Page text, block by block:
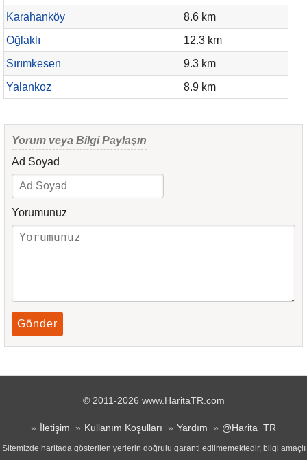
Karahanköy
8.6 km
Oğlaklı
12.3 km
Sırımkesen
9.3 km
Yalankoz
8.9 km
Yorum veya Bilgi Paylaşın
Ad Soyad
Yorumunuz
Gönder
© 2011-2026 www.HaritaTR.com
İletişim Kullanım Koşulları Yardım @Harita_TR
Sitemizde haritada gösterilen yerlerin doğrulu garanti edilmemektedir, bilgi amaçlı